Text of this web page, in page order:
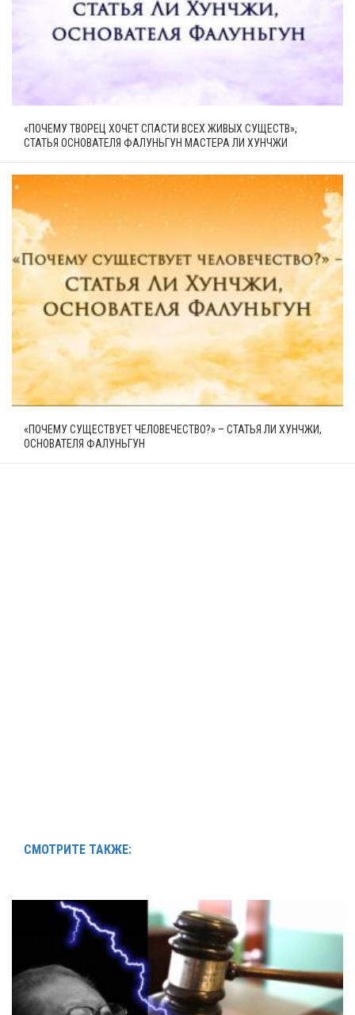
«ПОЧЕМУ ТВОРЕЦ ХОЧЕТ СПАСТИ ВСЕХ ЖИВЫХ СУЩЕСТВ»,
СТАТЬЯ ОСНОВАТЕЛЯ ФАЛУНЬГУН МАСТЕРА ЛИ ХУНЧЖИ
«ПОЧЕМУ СУЩЕСТВУЕТ ЧЕЛОВЕЧЕСТВО?» – СТАТЬЯ ЛИ ХУНЧЖИ,
ОСНОВАТЕЛЯ ФАЛУНЬГУН
СМОТРИТЕ ТАКЖЕ: